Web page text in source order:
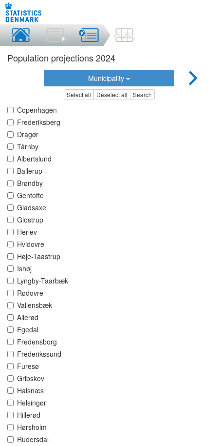
Population projections 2024
Municipality
Select all Deselect all Search
Copenhagen
Frederiksberg
Dragør
Tårnby
Albertslund
Ballerup
Brøndby
Gentofte
Gladsaxe
Glostrup
Herlev
Hvidovre
Høje-Taastrup
Ishøj
Lyngby-Taarbæk
Rødovre
Vallensbæk
Allerød
Egedal
Fredensborg
Frederikssund
Furesø
Gribskov
Halsnæs
Helsingør
Hillerød
Hørsholm
Rudersdal